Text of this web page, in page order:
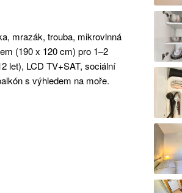
mrazák, trouba, mikrovlnná
(190 x 120 cm) pro 1–2
let), LCD TV+SAT, sociální
s výhledem na moře.